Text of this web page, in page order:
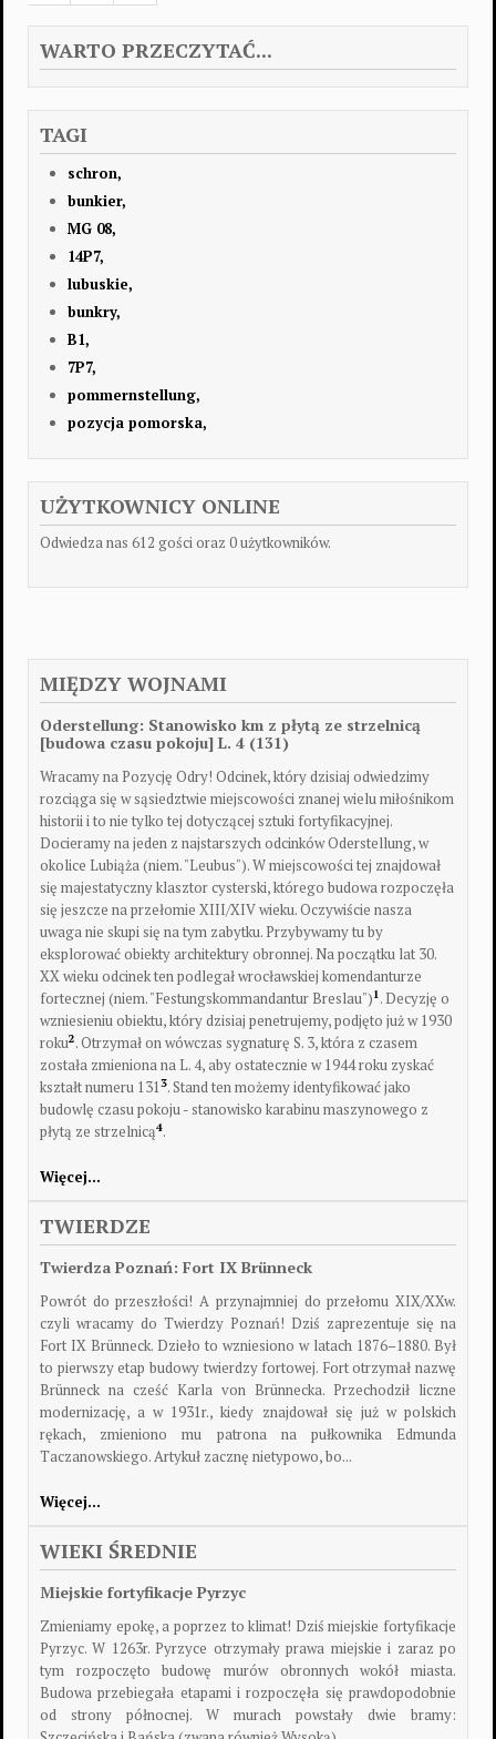
WARTO PRZECZYTAĆ...
TAGI
schron,
bunkier,
MG 08,
14P7,
lubuskie,
bunkry,
B1,
7P7,
pommernstellung,
pozycja pomorska,
UŻYTKOWNICY ONLINE
Odwiedza nas 612 gości oraz 0 użytkowników.
MIĘDZY WOJNAMI
Oderstellung: Stanowisko km z płytą ze strzelnicą
[budowa czasu pokoju] L. 4 (131)
Wracamy na Pozycję Odry! Odcinek, który dzisiaj odwiedzimy
rozciąga się w sąsiedztwie miejscowości znanej wielu miłośnikom
historii i to nie tylko tej dotyczącej sztuki fortyfikacyjnej.
Docieramy na jeden z najstarszych odcinków Oderstellung, w
okolice Lubiąża (niem. "Leubus"). W miejscowości tej znajdował
się majestatyczny klasztor cysterski, którego budowa rozpoczęła
się jeszcze na przełomie XIII/XIV wieku. Oczywiście nasza
uwaga nie skupi się na tym zabytku. Przybywamy tu by
eksplorować obiekty architektury obronnej. Na początku lat 30.
XX wieku odcinek ten podlegał wrocławskiej komendanturze
fortecznej (niem. "Festungskommandantur Breslau")1. Decyzję o
wzniesieniu obiektu, który dzisiaj penetrujemy, podjęto już w 1930
roku2. Otrzymał on wówczas sygnaturę S. 3, która z czasem
została zmieniona na L. 4, aby ostatecznie w 1944 roku zyskać
kształt numeru 131 3. Stand ten możemy identyfikować jako
budowlę czasu pokoju - stanowisko karabinu maszynowego z
płytą ze strzelnicą4.
Więcej…
TWIERDZE
Twierdza Poznań: Fort IX Brünneck
Powrót do przeszłości! A przynajmniej do przełomu XIX/XXw.
czyli wracamy do Twierdzy Poznań! Dziś zaprezentuje się na
Fort IX Brünneck. Dzieło to wzniesiono w latach 1876–1880. Był
to pierwszy etap budowy twierdzy fortowej. Fort otrzymał nazwę
Brünneck na cześć Karla von Brünnecka. Przechodził liczne
modernizację, a w 1931r., kiedy znajdował się już w polskich
rękach, zmieniono mu patrona na pułkownika Edmunda
Taczanowskiego. Artykuł zacznę nietypowo, bo...
Więcej…
WIEKI ŚREDNIE
Miejskie fortyfikacje Pyrzyc
Zmieniamy epokę, a poprzez to klimat! Dziś miejskie fortyfikacje
Pyrzyc. W 1263r. Pyrzyce otrzymały prawa miejskie i zaraz po
tym rozpoczęto budowę murów obronnych wokół miasta.
Budowa przebiegała etapami i rozpoczęła się prawdopodobnie
od strony północnej. W murach powstały dwie bramy: